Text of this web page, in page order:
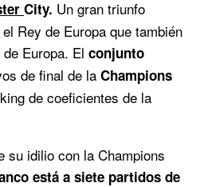
City. Un gran triunfo
Rey de Europa que también
Europa. El conjunto
de final de la Champions
de coeficientes de la
su idilio con la Champions
está a siete partidos de